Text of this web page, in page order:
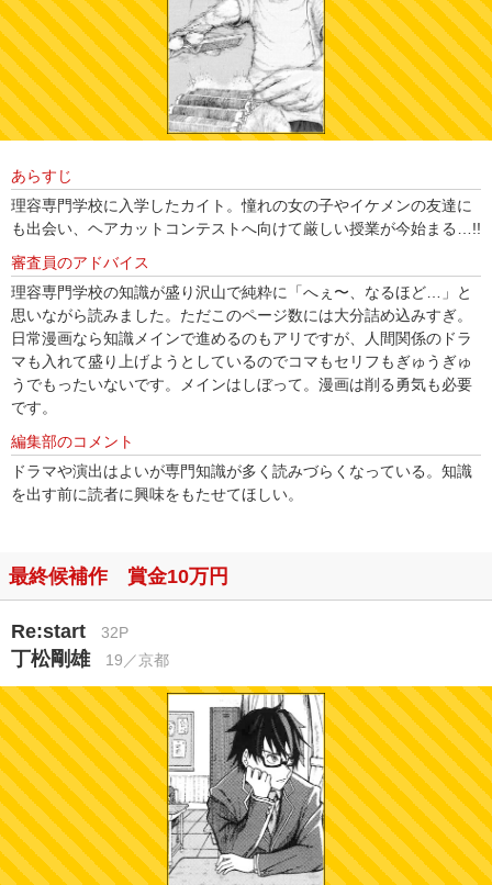
あらすじ
理容専門学校に入学したカイト。憧れの女の子やイケメンの友達に
も出会い、ヘアカットコンテストへ向けて厳しい授業が今始まる…!!
審査員のアドバイス
理容専門学校の知識が盛り沢山で純粋に「へぇ〜、なるほど…」と
思いながら読みました。ただこのページ数には大分詰め込みすぎ。
日常漫画なら知識メインで進めるのもアリですが、人間関係のドラ
マも入れて盛り上げようとしているのでコマもセリフもぎゅうぎゅ
うでもったいないです。メインはしぼって。漫画は削る勇気も必要
です。
編集部のコメント
ドラマや演出はよいが専門知識が多く読みづらくなっている。知識
を出す前に読者に興味をもたせてほしい。
最終候補作 賞金10万円
Re:start 32P
丁松剛雄19／京都